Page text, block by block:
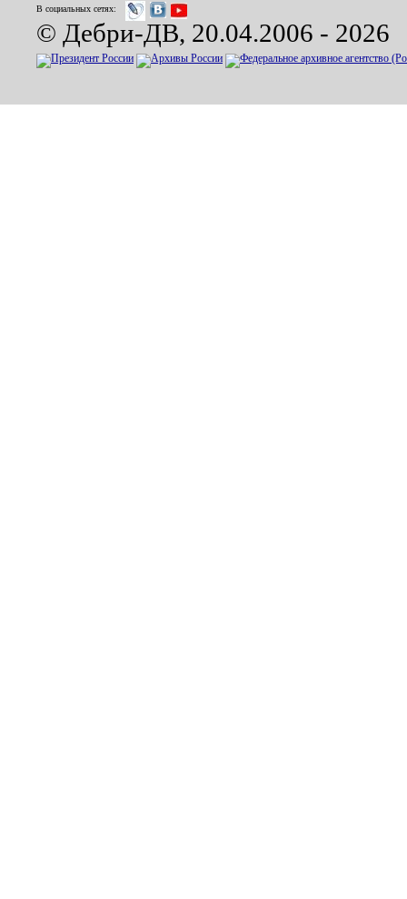
В социальных сетях:
© Дебри-ДВ, 20.04.2006 - 2026